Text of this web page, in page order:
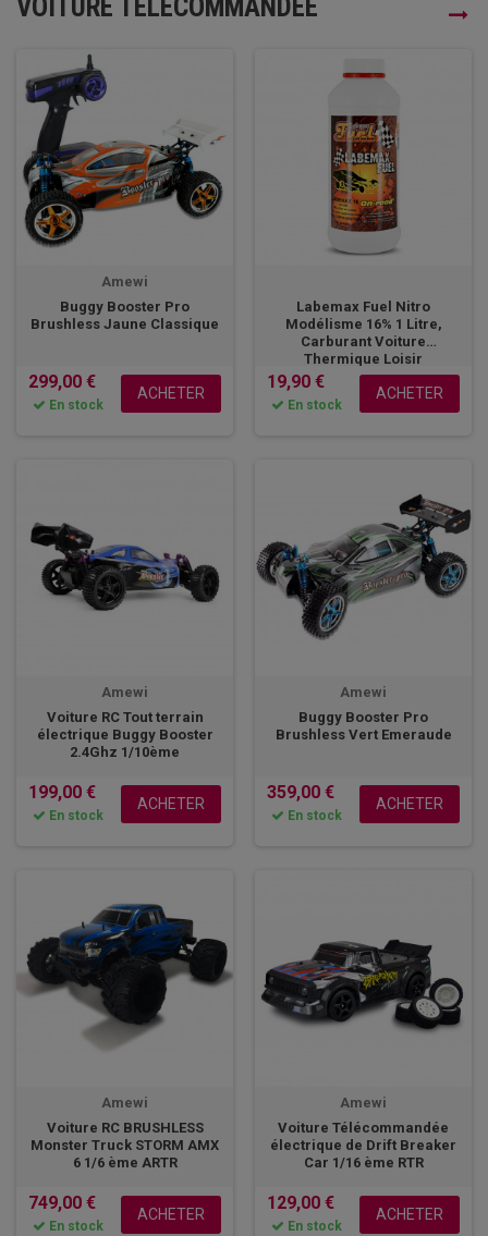
VOITURE TÉLÉCOMMANDÉE
Amewi
Buggy Booster Pro
Brushless Jaune Classique
299,00 €
En stock
ACHETER
Labemax Fuel Nitro
Modélisme 16% 1 Litre,
Carburant Voiture
Thermique Loisir
19,90 €
En stock
ACHETER
Amewi
Voiture RC Tout terrain
électrique Buggy Booster
2.4Ghz 1/10ème
199,00 €
En stock
ACHETER
Amewi
Buggy Booster Pro
Brushless Vert Emeraude
359,00 €
En stock
ACHETER
Amewi
Voiture RC BRUSHLESS
Monster Truck STORM AMX
6 1/6 ème ARTR
749,00 €
En stock
ACHETER
Amewi
Voiture Télécommandée
électrique de Drift Breaker
Car 1/16 ème RTR
129,00 €
En stock
ACHETER